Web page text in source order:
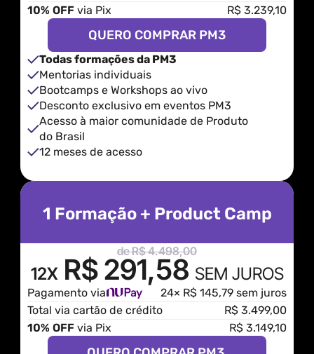
10% OFF via Pix R$ 3.239,10
QUERO COMPRAR PM3
Todas formações da PM3
Mentorias individuais
Bootcamps e Workshops ao vivo
Desconto exclusivo em eventos PM3
Acesso à maior comunidade de Produto
do Brasil
12 meses de acesso
1 Formação + Product Camp
de R$ 4.498,00
12X R$ 291,58 SEM JUROS
Pagamento via
24× R$ 145,79 sem juros
Total via cartão de crédito
R$ 3.499,00
10% OFF via Pix R$ 3.149,10